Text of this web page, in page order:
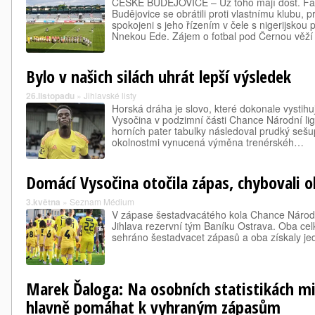
Budějovice se obrátili proti vlastnímu klubu,
spokojeni s jeho řízením v čele s nigerijskou
Nnekou Ede. Zájem o fotbal pod Černou
Bylo v našich silách uhrát lepší výsledek
26.listopadu » Jihlavské listy
Horská dráha je slovo, které dokonale
Vysočina v podzimní části Chance Národní
horních pater tabulky následoval prudký
okolnostmi vynucená výměna trenérskéh…
Domácí Vysočina otočila zápas, chybovali
3.května » Seznam Médium
V zápase šestadvacátého kola Chance
Jihlava rezervní tým Baníku Ostrava. Oba
sehráno šestadvacet zápasů a oba získaly
Marek Ďaloga: Na osobních statistikách
hlavně pomáhat k vyhraným zápasům